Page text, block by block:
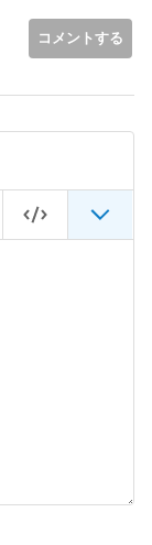
コメントする